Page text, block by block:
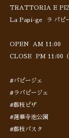
TRATTORIA E
La Papi-ge ラ パピ
OPEN AM 11:00
CLOSE PM 11:00
#パピージェ
#ラパピージェ
#藤枝ピザ
#蓮華寺池公園
#藤枝パスタ